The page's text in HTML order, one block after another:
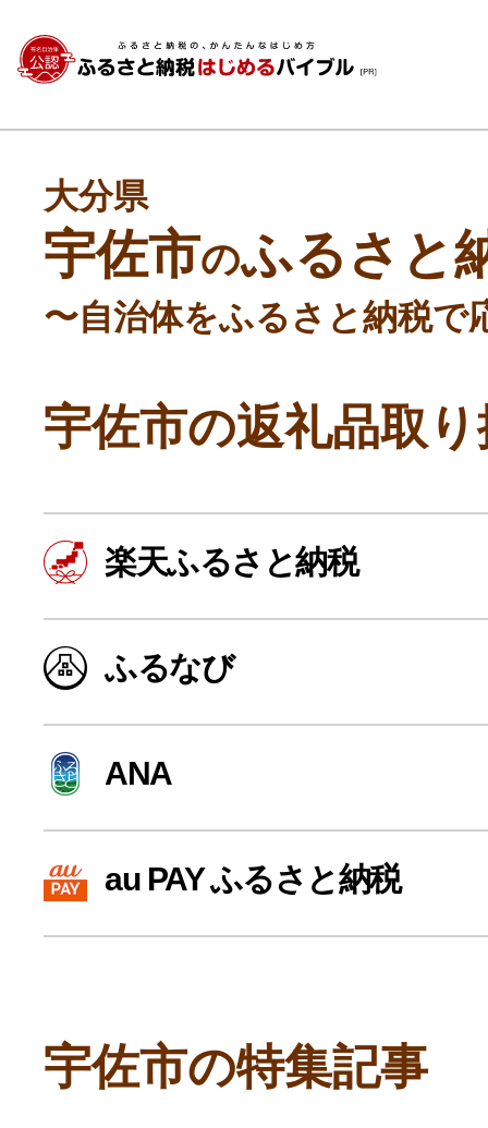
よく見られている返礼品
ふるさと納税徹底比較
給与所得者版
大分県
宇佐市のふるさと
〜自治体をふるさと納税で
宇佐市の返礼品取
楽天ふるさと納税
ふるなび
ANA
au PAY ふるさと納税
宇佐市の特集記事